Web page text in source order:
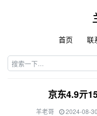
首页 联
京东4.9亓
羊老哥 2024-08-